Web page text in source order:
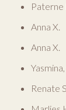
Anna X.
Anna X.
Renate